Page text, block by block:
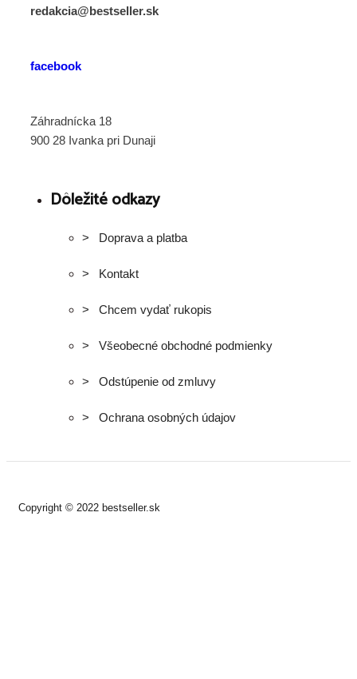
redakcia@bestseller.sk
facebook
Záhradnícka 18
900 28 Ivanka pri Dunaji
Dôležité odkazy
> Doprava a platba
> Kontakt
> Chcem vydať rukopis
> Všeobecné obchodné podmienky
> Odstúpenie od zmluvy
> Ochrana osobných údajov
Copyright © 2022 bestseller.sk